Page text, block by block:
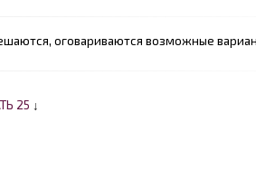
оговариваются возможные
25 ↓